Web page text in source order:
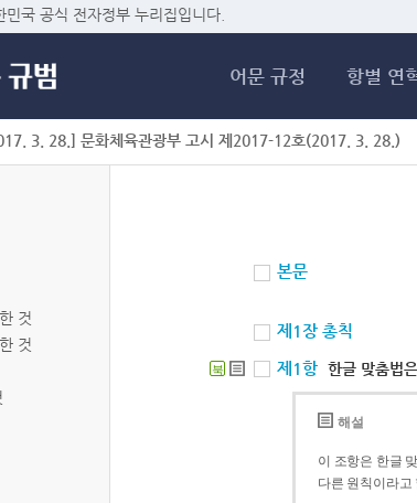
민국 공식 전자정부 누리집입니다.
어문 규정 항별 연
3. 28.] 문화체육관광부 고시 제2017-12호(2017. 3. 28.)
것
것
본문
제1장 총칙
북 제1항 한글 맞춤법
해설
이 조항은 한글
다른 원칙이라고